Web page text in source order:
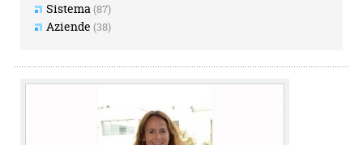
Sistema(87)
Aziende (38)